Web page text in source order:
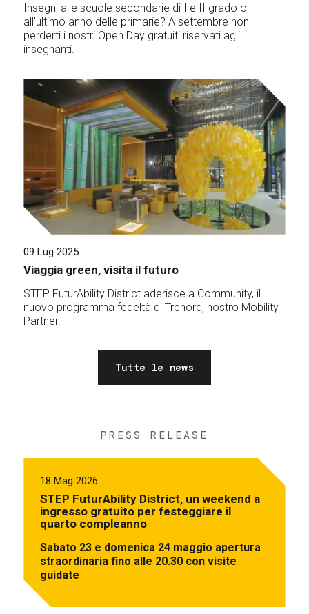
Insegni alle scuole secondarie di I e II grado o
all'ultimo anno delle primarie? A settembre non
perderti i nostri Open Day gratuiti riservati agli
insegnanti.
09 Lug 2025
Viaggia green, visita il futuro
STEP FuturAbility District aderisce a Community, il
nuovo programma fedeltà di Trenord, nostro Mobility
Partner.
Tutte le news
PRESS RELEASE
18 Mag 2026
STEP FuturAbility District, un weekend a
ingresso gratuito per festeggiare il
quarto compleanno
Sabato 23 e domenica 24 maggio apertura
straordinaria fino alle 20.30 con visite
guidate